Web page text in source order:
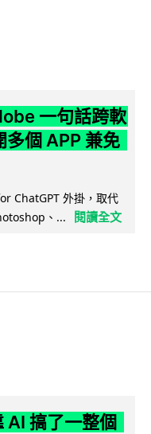
一句話跨軟
多個 APP 兼免
ChatGPT 外掛，取代
、...
閱讀全文
AI 搞了一整個